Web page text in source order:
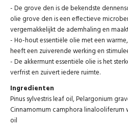
- De grove den is de bekendste
olie grove den is een effectieve
vergemakkelijkt de ademhaling en
- Ho-hout essentiële olie met een
heeft een zuiverende werking en
- De akkermunt essentiële olie is het
verfrist en zuivert iedere ruimte.
Ingredienten
Pinus sylvestris leaf oil, Pelargonium
Cinnamomum camphora linalooliferum
oil